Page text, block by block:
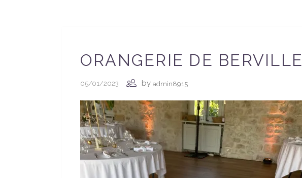
ORANGERIE DE BERVILLE
05/01/2023 by admin8915